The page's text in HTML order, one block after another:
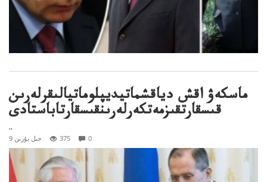
ماسكەۋ اقش دياقشماتيديپلوماتيالىقرلەرىن
قىسقارتقىزمەتكەرلەرىنقىسقارتاباستادى
..
9 جىل بۇرىن 375 0